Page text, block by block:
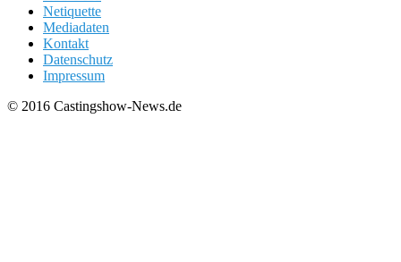
Netiquette
Mediadaten
Kontakt
Datenschutz
Impressum
© 2016 Castingshow-News.de